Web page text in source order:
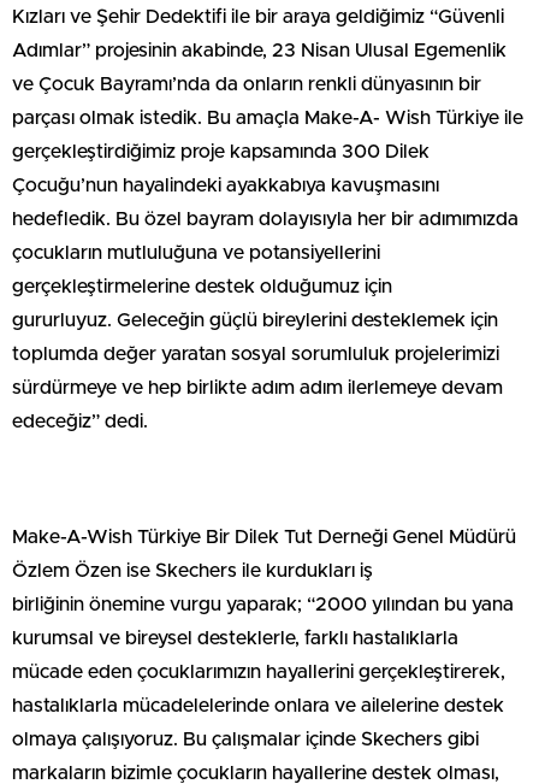
Kızları ve Şehir Dedektifi ile bir araya geldiğimiz “Güvenli
Adımlar” projesinin akabinde, 23 Nisan Ulusal Egemenlik
ve Çocuk Bayramı’nda da onların renkli dünyasının bir
parçası olmak istedik. Bu amaçla Make-A- Wish Türkiye ile
gerçekleştirdiğimiz proje kapsamında 300 Dilek
Çocuğu’nun hayalindeki ayakkabıya kavuşmasını
hedefledik. Bu özel bayram dolayısıyla her bir adımımızda
çocukların mutluluğuna ve potansiyellerini
gerçekleştirmelerine destek olduğumuz için
gururluyuz. Geleceğin güçlü bireylerini desteklemek için
toplumda değer yaratan sosyal sorumluluk projelerimizi
sürdürmeye ve hep birlikte adım adım ilerlemeye devam
edeceğiz” dedi.
Make-A-Wish Türkiye Bir Dilek Tut Derneği Genel Müdürü
Özlem Özen ise Skechers ile kurdukları iş
birliğinin önemine vurgu yaparak; “2000 yılından bu yana
kurumsal ve bireysel desteklerle, farklı hastalıklarla
mücade eden çocuklarımızın hayallerini gerçekleştirerek,
hastalıklarla mücadelelerinde onlara ve ailelerine destek
olmaya çalışıyoruz. Bu çalışmalar içinde Skechers gibi
markaların bizimle çocukların hayallerine destek olması,